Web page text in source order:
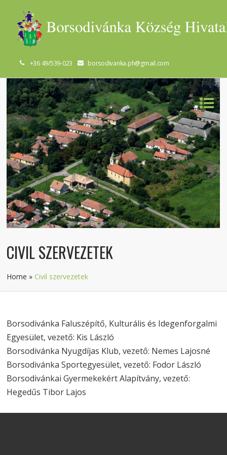
+36 49/539-023 borsodivanka.ph@gmail.com
CIVIL SZERVEZETEK
Home » Civil szervezetek
Borsodivánka Faluszépítő, Kulturális és Idegenforgalmi
Egyesület, vezető: Kis László
Borsodivánka Nyugdíjas Klub, vezető: Nemes Lajosné
Borsodivánka Sportegyesület, vezető: Fodor László
Borsodivánkai Gyermekekért Alapítvány, vezető:
Hegedűs Tibor Lajos